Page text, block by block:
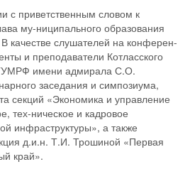
с приветственным словом к
му-ниципального образования
качестве слушателей на конферен-
и преподаватели Котласского
имени адмирала С.О.
заседания и симпозиума,
секций «Экономика и управление
тех-ническое и кадровое
инфраструктуры», а также
д.и.н. Т.И. Трошиной «Первая
край».